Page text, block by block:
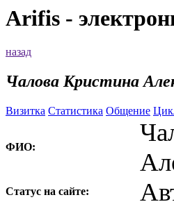
Arifis -
назад
Чалова Кристина
Визитка Статистика Общение
ФИО:
Статус на сайте: